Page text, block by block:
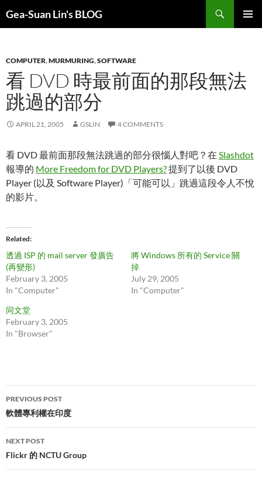
Gea-Suan Lin's BLOG
COMPUTER,MURMURING,SOFTWARE
看 DVD 時最前面的那段無法
跳過的部分
APRIL 21, 2005 GSLIN 4 COMMENTS
看 DVD 最前面那段無法跳過的部分很惱人對吧？在 Slashdot
報導的 More Freedom for DVD Players?提到了以後 DVD
Player (以及 Software Player)「可能可以」跳過這段令人不悅
的影片。
Related
透過 ISP 的 mail server 發廣告
(再變形)
February 3, 2005
In "Computer"
將 Windows 所有的 Service 關
掉
July 29, 2005
In "Computer"
同文堂
February 3, 2005
In "Browser"
Post
navigation
PREVIOUS POST
軟體專利權在印度
NEXT POST
Flickr 的 NCTU Group